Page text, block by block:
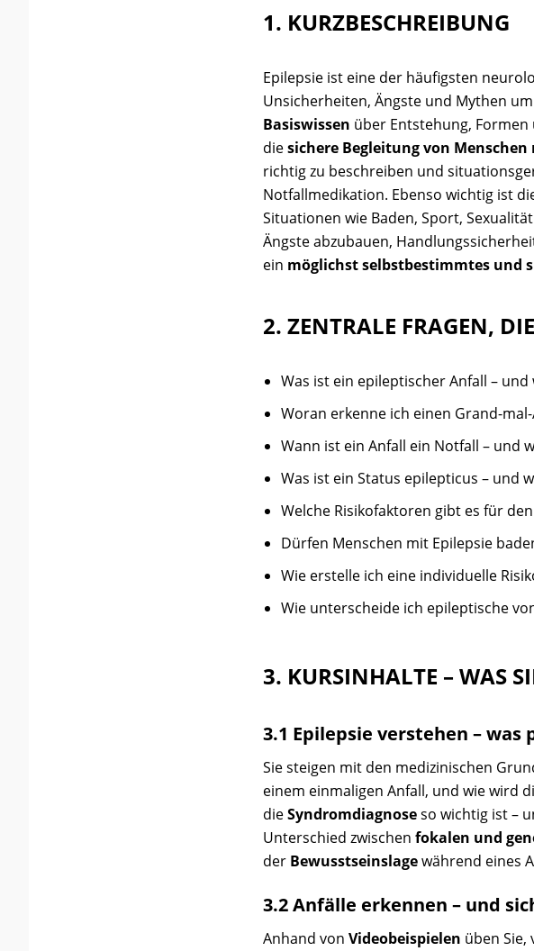
1. KURZBESCHREIBUNG
Epilepsie ist eine der häufigsten
Unsicherheiten, Ängste und Mythen
Basiswissen über Entstehung,
diesichere Begleitung von
richtig zu beschreiben und
Notfallmedikation. Ebenso wichtig ist
Situationen wie Baden, Sport,
Ängste abzubauen,
ein möglichst selbstbestimmtes und
2. ZENTRALE FRAGEN,
Was ist ein epileptischer Anfall –
Woran erkenne ich einen Grand-
Wann ist ein Anfall ein Notfall – und
Was ist ein Status epilepticus – und
Welche Risikofaktoren gibt es für
Dürfen Menschen mit Epilepsie
Wie erstelle ich eine individuelle
Wie unterscheide ich epileptische
3. KURSINHALTE – WAS
3.1 Epilepsie verstehen – was
Sie steigen mit den medizinischen
einem einmaligen Anfall, und wie wird
dieSyndromdiagnoseso wichtig ist –
Unterschied zwischen fokalen und
der Bewusstseinslagewährend eines
3.2 Anfälle erkennen – und
Anhand von Videobeispielen üben Sie,